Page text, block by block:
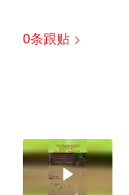
0条跟贴